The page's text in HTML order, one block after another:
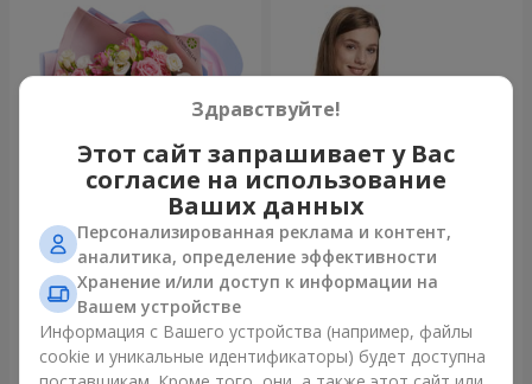
Букет "Сказка моей жизни"
2 666 грн
Заказать
Корзина "Ангелочек"
Заказать
Здравствуйте!
Этот сайт запрашивает у Вас
согласие на использование
Ваших данных
Персонализированная реклама и контент,
аналитика, определение эффективности
Хранение и/или доступ к информации на
Вашем устройстве
Информация с Вашего устройства (например, файлы
cookie и уникальные идентификаторы) будет доступна